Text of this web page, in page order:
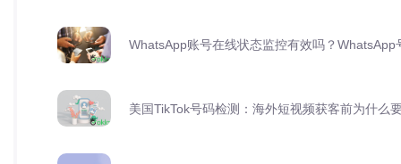
WhatsApp账号在线状态监控有效吗？
美国TikTok号码检测：海外短视频获客前为什么